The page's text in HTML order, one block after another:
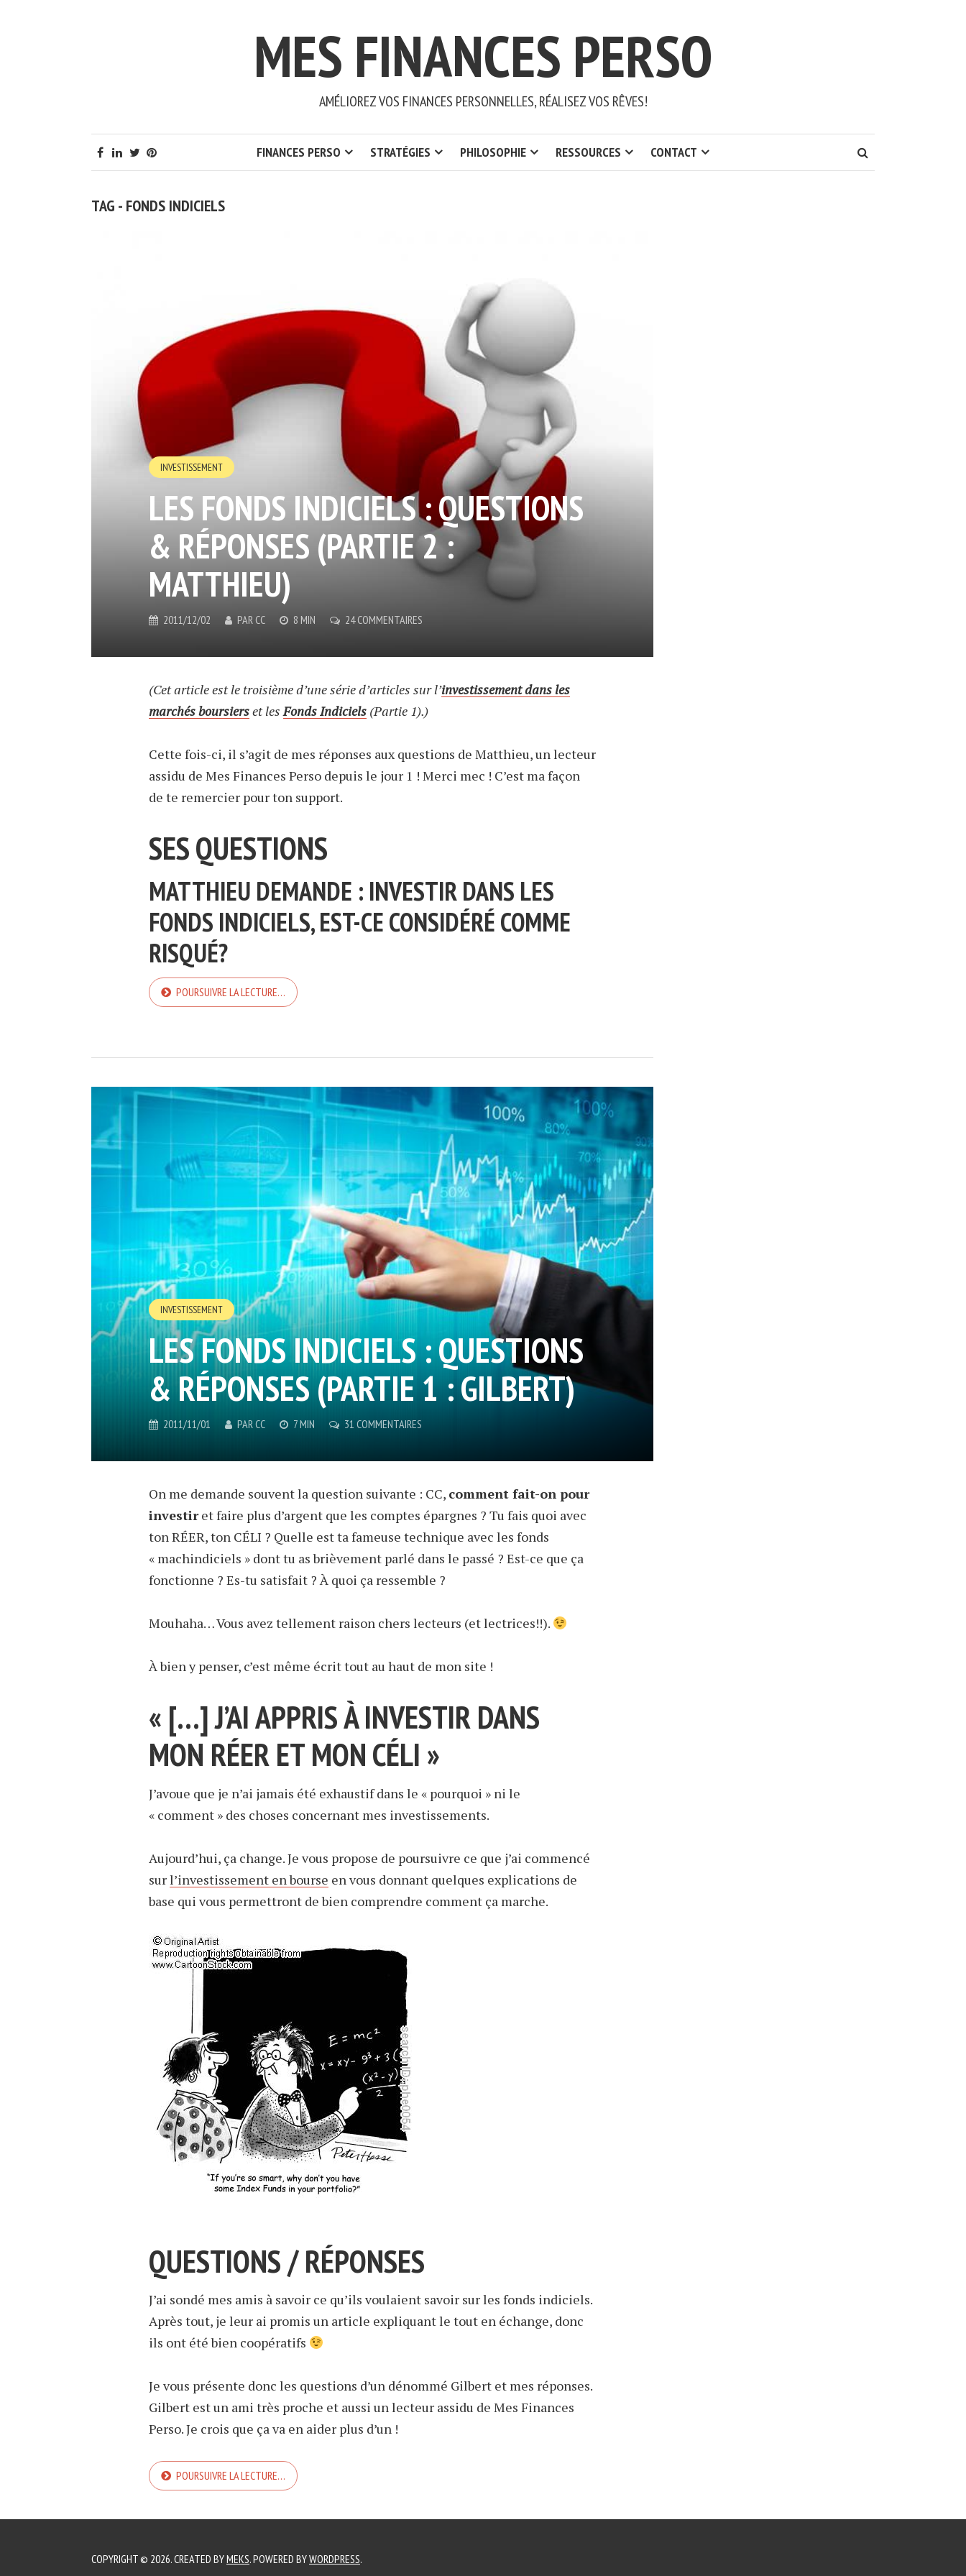
MES FINANCES PERSO
AMÉLIOREZ VOS FINANCES PERSONNELLES, RÉALISEZ VOS RÊVES!
FINANCES PERSO STRATÉGIES PHILOSOPHIE RESSOURCES CONTACT
TAG - FONDS INDICIELS
INVESTISSEMENT
LES FONDS INDICIELS : QUESTIONS
& RÉPONSES (PARTIE 2 :
MATTHIEU)
2011/12/02 PAR CC 8 MIN 24 COMMENTAIRES
(Cet article est le troisième d’une série d’articles sur l’investissement dans les
marchés boursierset les Fonds Indiciels (Partie 1).)
Cette fois-ci, il s’agit de mes réponses aux questions de Matthieu, un lecteur
assidu de Mes Finances Perso depuis le jour 1 ! Merci mec ! C’est ma façon
de te remercier pour ton support.
SES QUESTIONS
MATTHIEU DEMANDE : INVESTIR DANS LES
FONDS INDICIELS, EST-CE CONSIDÉRÉ COMME
RISQUÉ?
POURSUIVRE LA LECTURE…
INVESTISSEMENT
LES FONDS INDICIELS : QUESTIONS
& RÉPONSES (PARTIE 1 : GILBERT)
2011/11/01 PARCC 7 MIN 31 COMMENTAIRES
On me demande souvent la question suivante : CC, comment fait-on pour
investiret faire plus d’argent que les comptes épargnes ? Tu fais quoi avec
ton RÉER, ton CÉLI ? Quelle est ta fameuse technique avec les fonds
« machindiciels » dont tu as brièvement parlé dans le passé ? Est-ce que ça
fonctionne ? Es-tu satisfait ? À quoi ça ressemble ?
Mouhaha… Vous avez tellement raison chers lecteurs (et lectrices!!).
À bien y penser, c’est même écrit tout au haut de mon site !
« […] J’AI APPRIS À INVESTIR DANS
MON RÉER ET MON CÉLI »
J’avoue que je n’ai jamais été exhaustif dans le « pourquoi » ni le
« comment » des choses concernant mes investissements.
Aujourd’hui, ça change. Je vous propose de poursuivre ce que j’ai commencé
surl’investissement en bourse en vous donnant quelques explications de
base qui vous permettront de bien comprendre comment ça marche.
QUESTIONS / RÉPONSES
J’ai sondé mes amis à savoir ce qu’ils voulaient savoir sur les fonds indiciels.
Après tout, je leur ai promis un article expliquant le tout en échange, donc
ils ont été bien coopératifs
Je vous présente donc les questions d’un dénommé Gilbert et mes réponses.
Gilbert est un ami très proche et aussi un lecteur assidu de Mes Finances
Perso. Je crois que ça va en aider plus d’un !
POURSUIVRE LA LECTURE…
COPYRIGHT © 2026. CREATED BYMEKS. POWERED BYWORDPRESS.